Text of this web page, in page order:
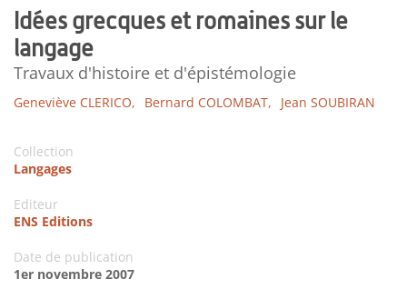
Idées grecques et romaines sur le
langage
Travaux d'histoire et d'épistémologie
Geneviève CLERICO, Bernard COLOMBAT, Jean SOUBIRAN
Collection
Langages
Editeur
ENS Editions
Date de publication
1er novembre 2007